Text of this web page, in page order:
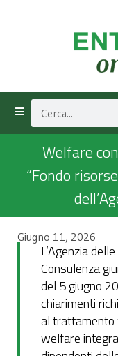
Welfare
“Fondo
Giugno 11, 2026
L’Agenzia
Consulenza
del 5 giugno
chiarimenti
al trattamento
welfare